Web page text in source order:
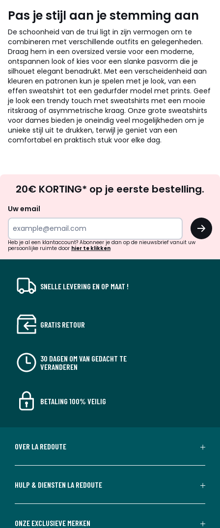
Pas je stijl aan je stemming aan
De schoonheid van de trui ligt in zijn vermogen om te
combineren met verschillende outfits en gelegenheden.
Draag hem in een oversized versie voor een moderne,
ontspannen look of kies voor een slanke pasvorm die je
silhouet elegant benadrukt. Met een verscheidenheid aan
kleuren en patronen kun je spelen met je look, van een
effen sweatshirt tot een gedurfder model met prints. Geef
je look een trendy touch met sweatshirts met een mooie
ritskraag of asymmetrische kraag. Onze grote sweatshirts
voor dames bieden je oneindig veel mogelijkheden om je
unieke stijl uit te drukken, terwijl je geniet van een
comfortabel en praktisch stuk voor elke dag.
zoek
inspiratie
verrassingen?
20€ KORTING* op je eerste bestelling.
Uw email
OK
Heb je al een klantaccount? Abonneer je dan op de nieuwsbrief vanuit uw
persoonlijke ruimte door hier te klikken
SNELLE LEVERING EN OP MAAT !
GRATIS RETOUR
30 DAGEN OM VAN GEDACHT TE
VERANDEREN
BETALING 100% VEILIG
OVER LA REDOUTE
HULP & DIENSTEN LA REDOUTE
ONZE EXCLUSIEVE MERKEN